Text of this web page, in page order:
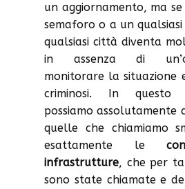
un aggiornamento, ma
semaforo o a un
qualsiasi città diventa
in assenza di
monitorare la situazione
criminosi. In questo
possiamo assolutamente
quelle che chiamiamo
esattamente le
infrastrutture, che per
sono state chiamate e